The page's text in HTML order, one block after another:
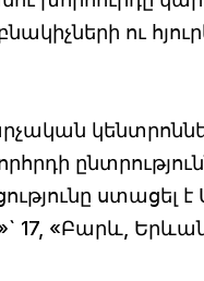
ու
ստացել է
«Բարև,